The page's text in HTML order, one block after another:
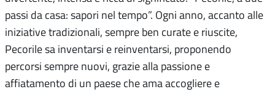
passi da casa: sapori nel tempo”. Ogni anno, accanto alle
iniziative tradizionali, sempre ben curate e riuscite,
Pecorile sa inventarsi e reinventarsi, proponendo
percorsi sempre nuovi, grazie alla passione e
affiatamento di un paese che ama accogliere e